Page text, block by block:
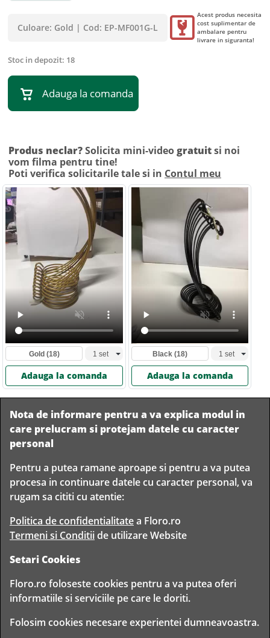
Culoare: Gold | Cod: EP-MF001G-L
Acest produs necesita
cost suplimentar de
ambalare pentru
livrare in siguranta!
Stoc in depozit: 18
Adauga la comanda
Produs neclar?Solicita mini-video gratuitsi noi
vom filma pentru tine!
Poti verifica solicitarile tale si in Contul meu
Gold (18)
Adauga la comanda
Black(18)
Adauga la comanda
Livrare
rapida
Livram in
orice
Romania
Garantam
TIMP PENTRU
FLORISTI
Copyright © 2020 Toate drepturile rezervate
FLORO CLUB FLORIST S.R.L. - CUI 30314943
Nota de informare pentru a va explica modul in
care prelucram si protejam datele cu caracter
personal
Pentru a putea ramane aproape si pentru a va putea
procesa in continuare datele cu caracter personal, va
rugam sa cititi cu atentie:
Politica de confidentialitatea Floro.ro
Termeni si Conditiide utilizare Website
Setari Cookies
Floro.ro foloseste cookies pentru a va putea oferi
informatiile si serviciile pe care le doriti.
Folosim cookies necesare experientei dumneavoastra.